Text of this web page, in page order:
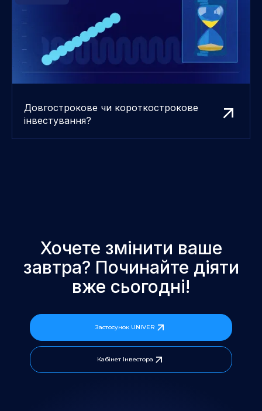
Довгострокове чи короткострокове
інвестування?
Хочете змінити ваше
завтра? Починайте діяти
вже сьогодні!
Застосунок UNIVER
Кабінет Інвестора